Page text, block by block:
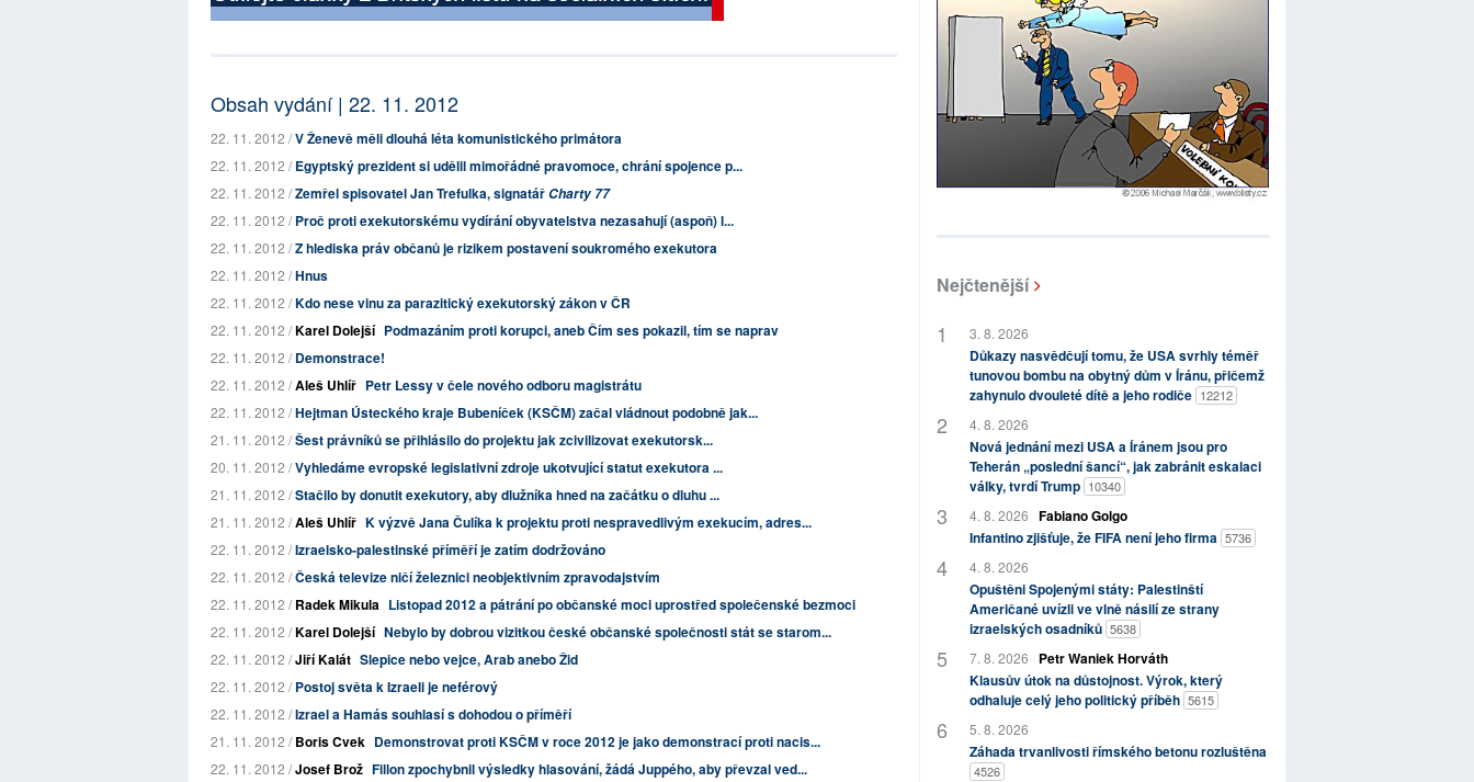
Obsah vydání | 22. 11. 2012
22. 11. 2012 /V Ženevě měli dlouhá léta komunistického primátora
22. 11. 2012 /Egyptský prezident si udělil mimořádné pravomoce, chrání spojence p...
22. 11. 2012 /Zemřel spisovatel Jan Trefulka, signatářCharty 77
22. 11. 2012 /Proč proti exekutorskému vydírání obyvatelstva nezasahují (aspoň) l...
22. 11. 2012 /Z hlediska práv občanů je rizikem postavení soukromého exekutora
22. 11. 2012 /Hnus
22. 11. 2012 /Kdo nese vinu za parazitický exekutorský zákon v ČR
22. 11. 2012 /Karel Dolejší Podmazáním proti korupci, aneb Čím ses pokazil, tím se naprav
22. 11. 2012 /Demonstrace!
22. 11. 2012 /Aleš Uhlíř Petr Lessy v čele nového odboru magistrátu
22. 11. 2012 /Hejtman Ústeckého kraje Bubeníček (KSČM) začal vládnout podobně jak...
21. 11. 2012 /Šest právníků se přihlásilo do projektu jak zcivilizovat exekutorsk...
20. 11. 2012 /Vyhledáme evropské legislativní zdroje ukotvující statut exekutora ...
21. 11. 2012 /Stačilo by donutit exekutory, aby dlužníka hned na začátku o dluhu ...
21. 11. 2012 /Aleš Uhlíř K výzvě Jana Čulíka k projektu proti nespravedlivým exekucím, adres...
22. 11. 2012 /Izraelsko-palestinské příměří je zatím dodržováno
22. 11. 2012 /Česká televize ničí železnici neobjektivním zpravodajstvím
22. 11. 2012 /Radek Mikula Listopad 2012 a pátrání po občanské moci uprostřed společenské bezmoci
22. 11. 2012 /Karel Dolejší Nebylo by dobrou vizitkou české občanské společnosti stát se starom...
22. 11. 2012 /Jiří Kalát Slepice nebo vejce, Arab anebo Žid
22. 11. 2012 /Postoj světa k Izraeli je neférový
22. 11. 2012 /Izrael a Hamás souhlasí s dohodou o příměří
21. 11. 2012 /Boris Cvek Demonstrovat proti KSČM v roce 2012 je jako demonstrací proti nacis...
22. 11. 2012 /Josef Brož Fillon zpochybnil výsledky hlasování, žádá Juppého, aby převzal ved...
Nejčtenější
3. 8. 2026
Důkazy nasvědčují tomu, že USA svrhly téměř
tunovou bombu na obytný dům v Íránu, přičemž
zahynulo dvouleté dítě a jeho rodiče 12212
4. 8. 2026
Nová jednání mezi USA a Íránem jsou pro
Teherán „poslední šancí“, jak zabránit eskalaci
války, tvrdí Trump 10340
4. 8. 2026 Fabiano Golgo
Infantino zjišťuje, že FIFA není jeho firma 5736
4. 8. 2026
Opuštěni Spojenými státy: Palestinští
Američané uvízli ve vlně násilí ze strany
izraelských osadníků 5638
7. 8. 2026
Petr Waniek Horváth
Klausův útok na důstojnost. Výrok, který
odhaluje celý jeho politický příběh 5615
5. 8. 2026
Záhada trvanlivosti římského betonu rozluštěna
4526